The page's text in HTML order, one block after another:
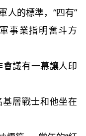
的標準，“四有”
事業指明奮斗方
議有一幕讓人印
層戰士和他坐在